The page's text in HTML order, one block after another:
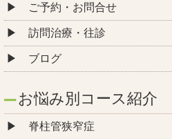
ご予約・お問合せ
訪問治療・往診
ブログ
お悩み別コース紹介
脊柱管狭窄症